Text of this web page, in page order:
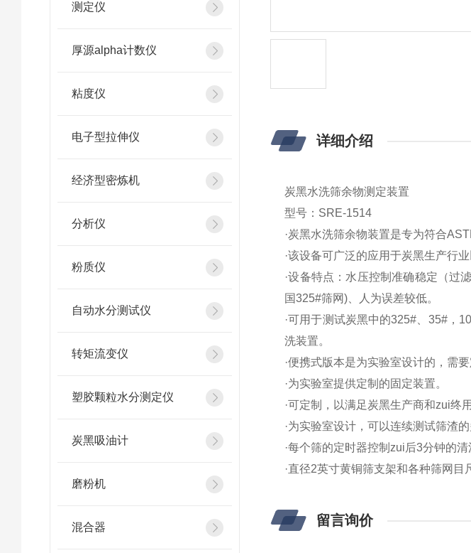
测定仪
厚源alpha计数仪
粘度仪
电子型拉伸仪
经济型密炼机
分析仪
粉质仪
自动水分测试仪
转矩流变仪
塑胶颗粒水分测定仪
炭黑吸油计
磨粉机
混合器
详细介绍
炭黑水洗筛余物测定装置
型号：SRE-1514
·炭黑水洗筛余物装置是专为符合
·该设备可广泛的应用于炭黑生产行
·设备特点：水压控制准确稳定（过
国325#筛网)、人为误差较低。
·可用于测试炭黑中的325#、35#，
洗装置。
·便携式版本是为实验室设计的，需
·为实验室提供定制的固定装置。
·可定制，以满足炭黑生产商和zui终
·为实验室设计，可以连续测试筛渣的
·每个筛的定时器控制zui后3分钟的清
·直径2英寸黄铜筛支架和各种筛网目
留言询价